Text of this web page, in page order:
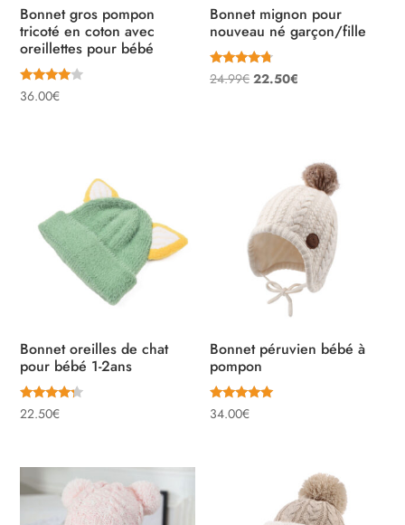
Bonnet gros pompon
tricoté en coton avec
oreillettes pour bébé
Note
3.78
36.00€
Bonnet mignon pour
nouveau né garçon/fille
Note
4.50
24.99€ Le
22.50€
22.50€.
Bonnet oreilles de chat
pour bébé 1-2ans
Note
4.00
22.50€
Bonnet péruvien bébé à
pompon
Note
5.00
34.00€